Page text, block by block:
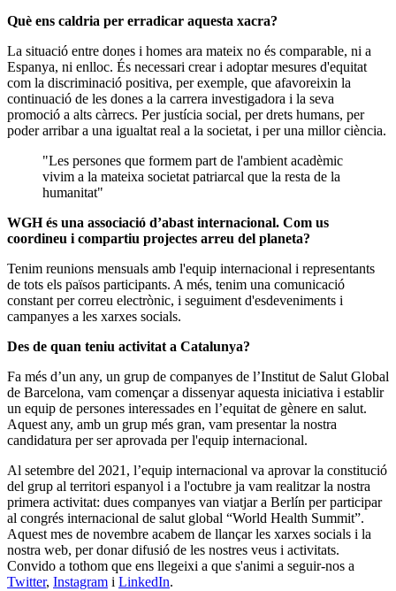
Què ens caldria per erradicar aquesta xacra?
La situació entre dones i homes ara mateix no és comparable, ni a
Espanya, ni enlloc. És necessari crear i adoptar mesures d'equitat
com la discriminació positiva, per exemple, que afavoreixin la
continuació de les dones a la carrera investigadora i la seva
promoció a alts càrrecs. Per justícia social, per drets humans, per
poder arribar a una igualtat real a la societat, i per una millor ciència.
"Les persones que formem part de l'ambient acadèmic
vivim a la mateixa societat patriarcal que la resta de la
humanitat"
WGH és una associació d’abast internacional. Com us
coordineu i compartiu projectes arreu del planeta?
Tenim reunions mensuals amb l'equip internacional i representants
de tots els països participants. A més, tenim una comunicació
constant per correu electrònic, i seguiment d'esdeveniments i
campanyes a les xarxes socials.
Des de quan teniu activitat a Catalunya?
Fa més d’un any, un grup de companyes de l’Institut de Salut Global
de Barcelona, vam començar a dissenyar aquesta iniciativa i establir
un equip de persones interessades en l’equitat de gènere en salut.
Aquest any, amb un grup més gran, vam presentar la nostra
candidatura per ser aprovada per l'equip internacional.
Al setembre del 2021, l’equip internacional va aprovar la constitució
del grup al territori espanyol i a l'octubre ja vam realitzar la nostra
primera activitat: dues companyes van viatjar a Berlín per participar
al congrés internacional de salut global “World Health Summit”.
Aquest mes de novembre acabem de llançar les xarxes socials i la
nostra web, per donar difusió de les nostres veus i activitats.
Convido a tothom que ens llegeixi a que s'animi a seguir-nos a
Twitter, Instagram i LinkedIn.